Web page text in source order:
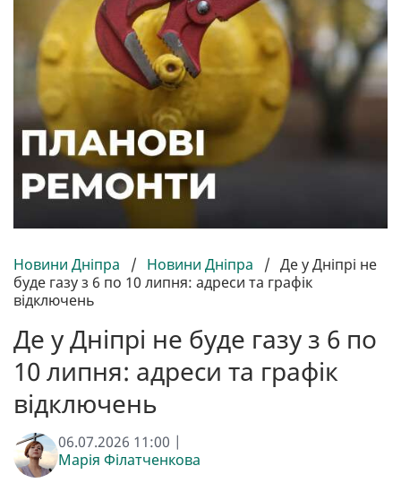
Новини Дніпра / Новини Дніпра / Де у Дніпрі не
буде газу з 6 по 10 липня: адреси та графік
відключень
Де у Дніпрі не буде газу з 6 по
10 липня: адреси та графік
відключень
06.07.2026 11:00 |
Марія Філатченкова